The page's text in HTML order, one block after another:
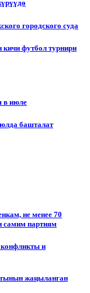
городского суда
футбол турнири
в июле
башталат
не менее 70
самим партиям
и
жаңыланган